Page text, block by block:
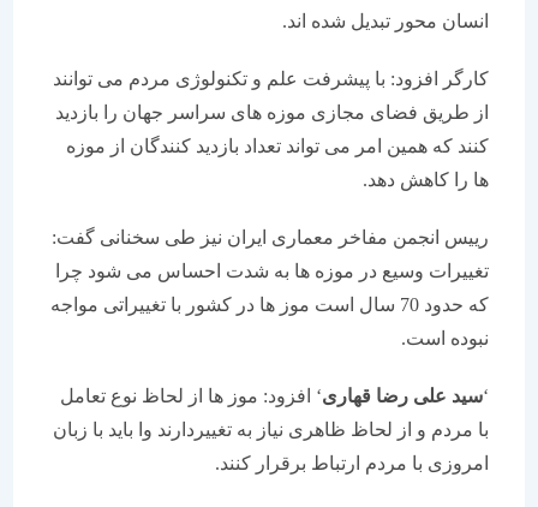
انسان محور تبدیل شده اند.
كارگر افزود: با پیشرفت علم و تكنولوژی مردم می توانند
از طریق فضای مجازی موزه های سراسر جهان را بازدید
كنند كه همین امر می تواند تعداد بازدید كنندگان از موزه
ها را كاهش دهد.
رییس انجمن مفاخر معماری ایران نیز طی سخنانی گفت:
تغییرات وسیع در موزه ها به شدت احساس می شود چرا
كه حدود 70 سال است موز ها در كشور با تغییراتی مواجه
نبوده است.
سید علی رضا قهاری‘ افزود: موز ها از لحاظ نوع تعامل
با مردم و از لحاظ ظاهری نیاز به تغییردارند وا باید با زبان
امروزی با مردم ارتباط برقرار كنند.